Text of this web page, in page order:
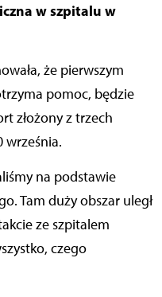
w szpitalu w
że pierwszym
pomoc, będzie
złożony z trzech
września.
na podstawie
Tam duży obszar uległ
ze szpitalem
czego